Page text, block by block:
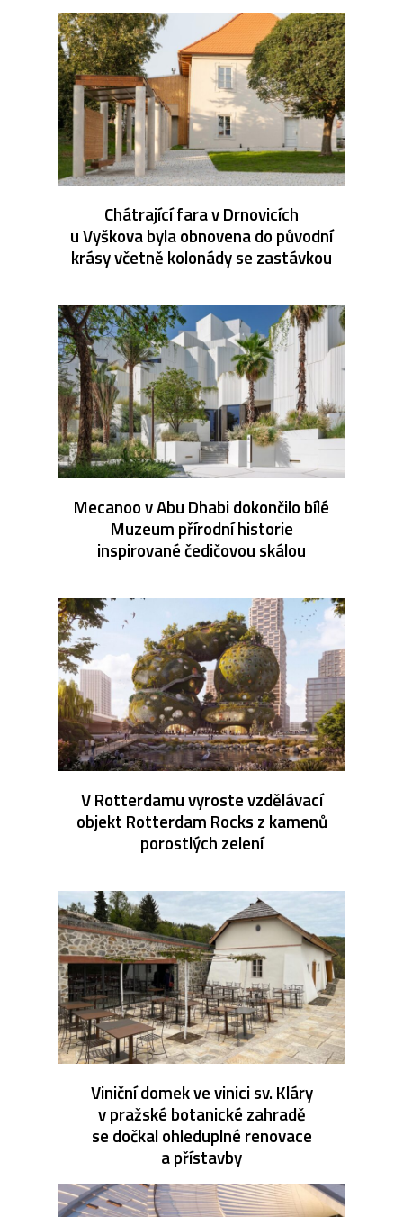
Chátrající fara v Drnovicích
u Vyškova byla obnovena do původní
krásy včetně kolonády se zastávkou
Mecanoo v Abu Dhabi dokončilo bílé
Muzeum přírodní historie
inspirované čedičovou skálou
V Rotterdamu vyroste vzdělávací
objekt Rotterdam Rocks z kamenů
porostlých zelení
Viniční domek ve vinici sv. Kláry
v pražské botanické zahradě
se dočkal ohleduplné renovace
a přístavby